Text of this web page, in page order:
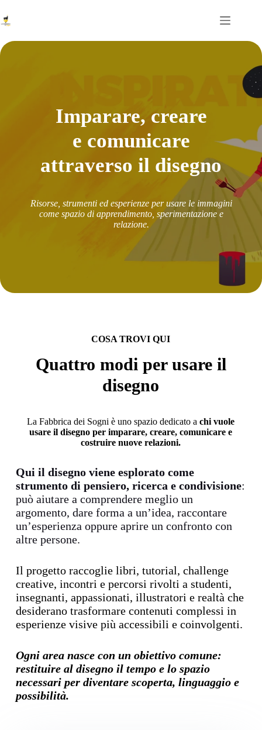
al
contenuto
Imparare, creare
e comunicare
attraverso il disegno
Risorse, strumenti ed esperienze per usare le immagini
come spazio di apprendimento, sperimentazione e
relazione.
COSA TROVI QUI
Quattro modi per usare il
disegno
La Fabbrica dei Sogni è uno spazio dedicato achi vuole
usare il disegno per imparare, creare, comunicare e
costruire nuove relazioni.
Qui il disegno viene esplorato come
strumento di pensiero, ricerca e condivisione:
può aiutare a comprendere meglio un
argomento, dare forma a un’idea, raccontare
un’esperienza oppure aprire un confronto con
altre persone.
Il progetto raccoglie libri, tutorial, challenge
creative, incontri e percorsi rivolti a studenti,
insegnanti, appassionati, illustratori e realtà che
desiderano trasformare contenuti complessi in
esperienze visive più accessibili e coinvolgenti.
Ogni area nasce con un obiettivo comune:
restituire al disegno il tempo e lo spazio
necessari per diventare scoperta, linguaggio e
possibilità.